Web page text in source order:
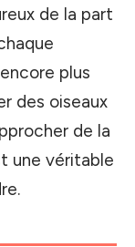
de la part
plus
des oiseaux
de la
une véritable